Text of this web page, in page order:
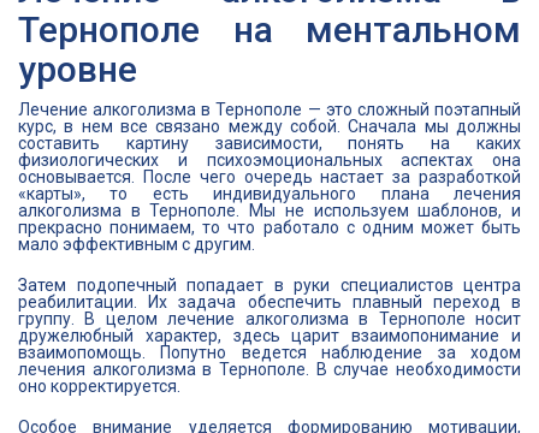
Тернополе на ментальном
уровне
Лечение алкоголизма в Тернополе — это сложный поэтапный
курс, в нем все связано между собой. Сначала мы должны
составить картину зависимости, понять на каких
физиологических и психоэмоциональных аспектах она
основывается. После чего очередь настает за разработкой
«карты», то есть индивидуального плана лечения
алкоголизма в Тернополе. Мы не используем шаблонов, и
прекрасно понимаем, то что работало с одним может быть
мало эффективным с другим.
Затем подопечный попадает в руки специалистов центра
реабилитации. Их задача обеспечить плавный переход в
группу. В целом лечение алкоголизма в Тернополе носит
дружелюбный характер, здесь царит взаимопонимание и
взаимопомощь. Попутно ведется наблюдение за ходом
лечения алкоголизма в Тернополе. В случае необходимости
оно корректируется.
Особое внимание уделяется формированию мотивации,